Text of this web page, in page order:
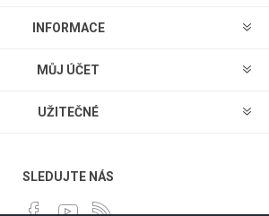
INFORMACE
MŮJ ÚČET
UŽITEČNÉ
SLEDUJTE NÁS